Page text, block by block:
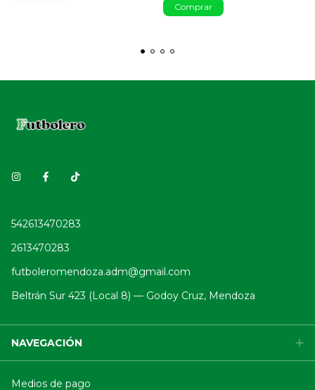
Comprar
542613470283
2613470283
futboleromendoza.adm@gmail.com
Beltrán Sur 423 (Local 8) — Godoy Cruz, Mendoza
NAVEGACIÓN
Medios de pago